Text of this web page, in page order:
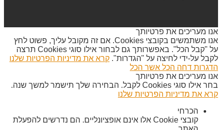
אנו מעריכים את פרטיותך
אנו משתמשים בקובצי Cookies. אם זה מקובל עליך, פשוט לחץ
על "קבל הכל". באפשרותך גם לבחור אילו סוגי Cookies תרצה
לקבל על-ידי לחיצה על "הגדרות". קרא את מדיניות הפרטיות שלנו
הדגרות דחה הכל אשר הכל
אנו מעריכים את פרטיותך
בחר אילו סוגי Cookies לקבל. הבחירה שלך תישמר למשך שנה.
קרא את מדיניות הפרטיות שלנו
הכרחי
קובצי Cookie אלו אינם אופציונליים. הם נדרשים להפעלת